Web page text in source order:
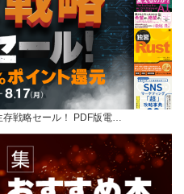
存戦略セール！ PDF版電…